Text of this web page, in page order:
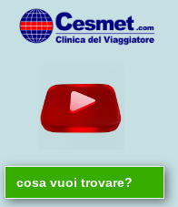
Search
for: